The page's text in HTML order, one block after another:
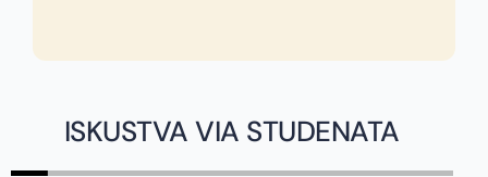
ISKUSTVA VIA STUDENATA